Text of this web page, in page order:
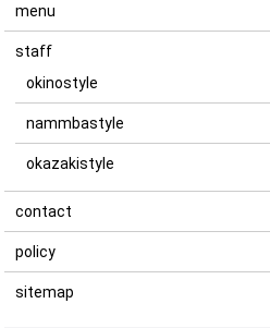
menu
staff
okinostyle
nammbastyle
okazakistyle
contact
policy
sitemap